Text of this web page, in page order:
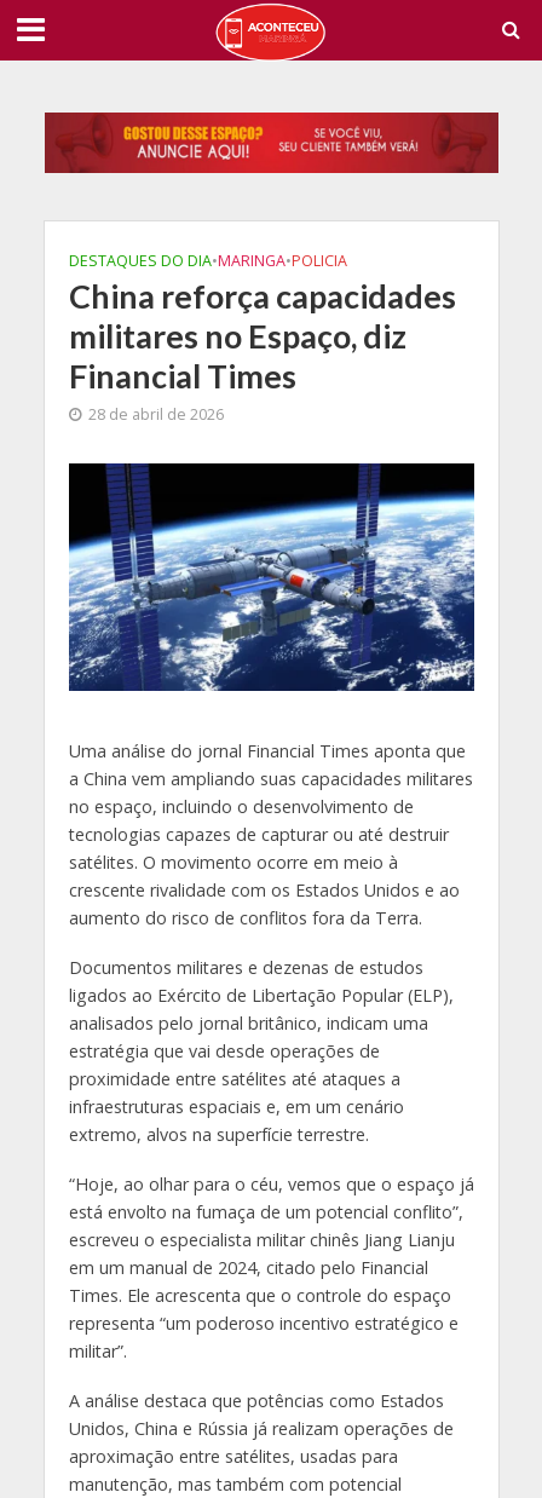
DESTAQUES DO DIA•MARINGA•POLICIA
China reforça capacidades
militares no Espaço, diz
Financial Times
28 de abril de 2026
Uma análise do jornal Financial Times aponta que
a China vem ampliando suas capacidades militares
no espaço, incluindo o desenvolvimento de
tecnologias capazes de capturar ou até destruir
satélites. O movimento ocorre em meio à
crescente rivalidade com os Estados Unidos e ao
aumento do risco de conflitos fora da Terra.
Documentos militares e dezenas de estudos
ligados ao Exército de Libertação Popular (ELP),
analisados pelo jornal britânico, indicam uma
estratégia que vai desde operações de
proximidade entre satélites até ataques a
infraestruturas espaciais e, em um cenário
extremo, alvos na superfície terrestre.
“Hoje, ao olhar para o céu, vemos que o espaço já
está envolto na fumaça de um potencial conflito”,
escreveu o especialista militar chinês Jiang Lianju
em um manual de 2024, citado pelo Financial
Times. Ele acrescenta que o controle do espaço
representa “um poderoso incentivo estratégico e
militar”.
A análise destaca que potências como Estados
Unidos, China e Rússia já realizam operações de
aproximação entre satélites, usadas para
manutenção, mas também com potencial